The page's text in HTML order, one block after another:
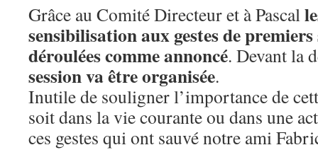
Grâce au Comité Directeur et à Pascal
sensibilisation aux gestes de premiers
déroulées comme annoncé. Devant la
session va être organisée.
Inutile de souligner l’importance de
soit dans la vie courante ou dans une
ces gestes qui ont sauvé notre ami